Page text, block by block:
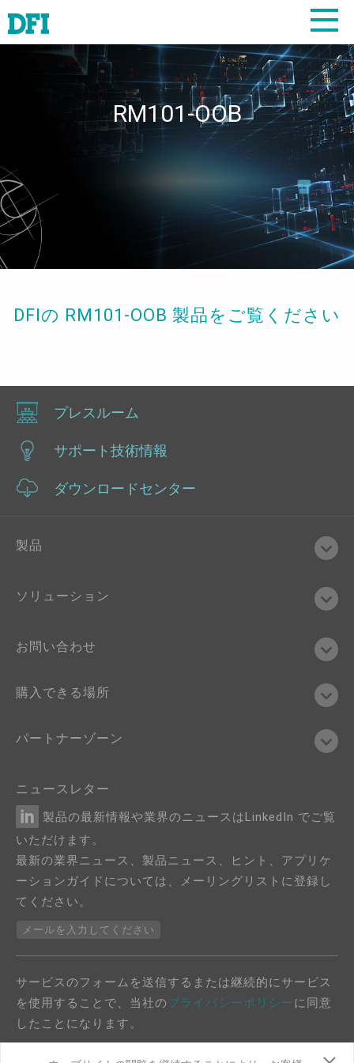
RM101-OOB
DFIの RM101-OOB 製品をご覧ください
プレスルーム
サポート技術情報
ダウンロードセンター
製品
ソリューション
お問い合わせ
購入できる場所
パートナーゾーン
ニュースレター
製品の最新情報や業界のニュースはLinkedIn でご覧
いただけます。
最新の業界ニュース、製品ニュース、ヒント、アプリケ
ーションガイドについては、メーリングリストに登録し
てください。
メールを入力してください
サービスのフォームを送信するまたは継続的にサービス
を使用することで、当社のプライバシーポリシーに同意
したことになります。